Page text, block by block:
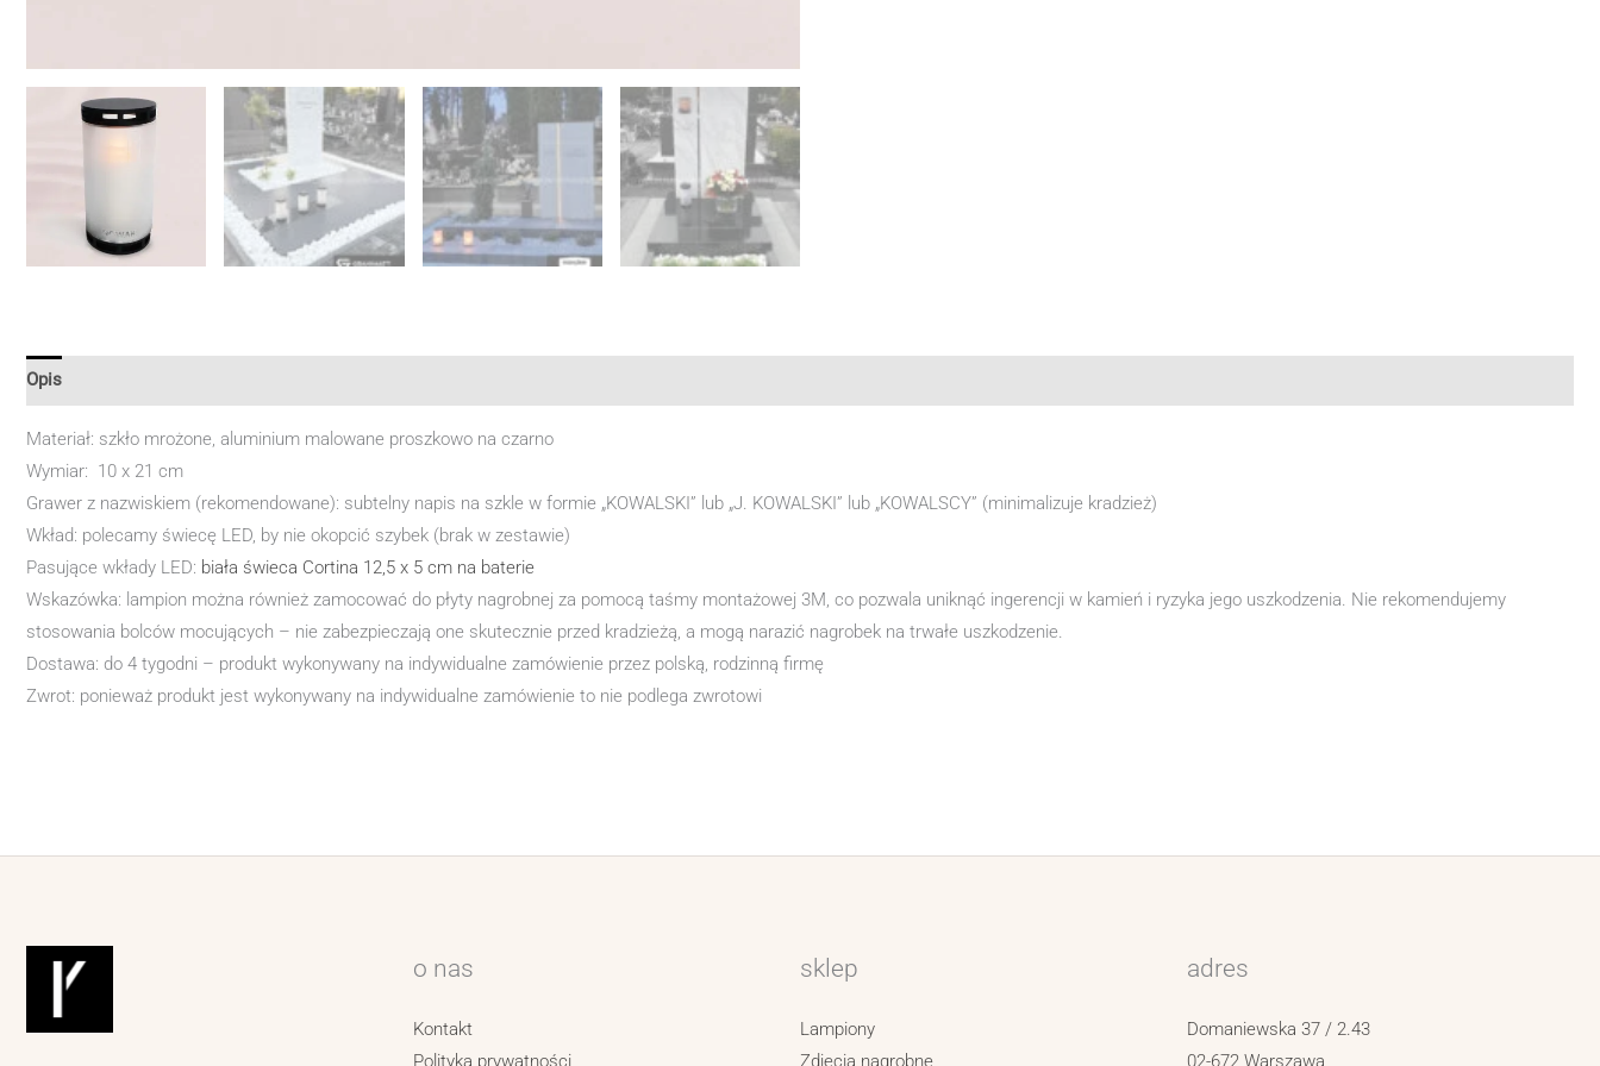
Opis
Materiał: szkło mrożone, aluminium malowane proszkowo na czarno
Wymiar: 10 x 21 cm
Grawer z nazwiskiem (rekomendowane): subtelny napis na szkle w formie „KOWALSKI” lub „J. KOWALSKI” lub „KOWALSCY” (minimalizuje kradzież)
Wkład: polecamy świecę LED, by nie okopcić szybek (brak w zestawie)
Pasujące wkłady LED: biała świeca Cortina 12,5 x 5 cm na baterie
Wskazówka: lampion można również zamocować do płyty nagrobnej za pomocą taśmy montażowej 3M, co pozwala uniknąć ingerencji w kamień i ryzyka jego uszkodzenia. Nie rekomendujemy
stosowania bolców mocujących – nie zabezpieczają one skutecznie przed kradzieżą, a mogą narazić nagrobek na trwałe uszkodzenie.
Dostawa: do 4 tygodni – produkt wykonywany na indywidualne zamówienie przez polską, rodzinną firmę
Zwrot: ponieważ produkt jest wykonywany na indywidualne zamówienie to nie podlega zwrotowi
o nas
Kontakt
Polityka prywatności
sklep
Lampiony
Zdjęcia nagrobne
adres
Domaniewska 37 / 2.43
02-672 Warszawa